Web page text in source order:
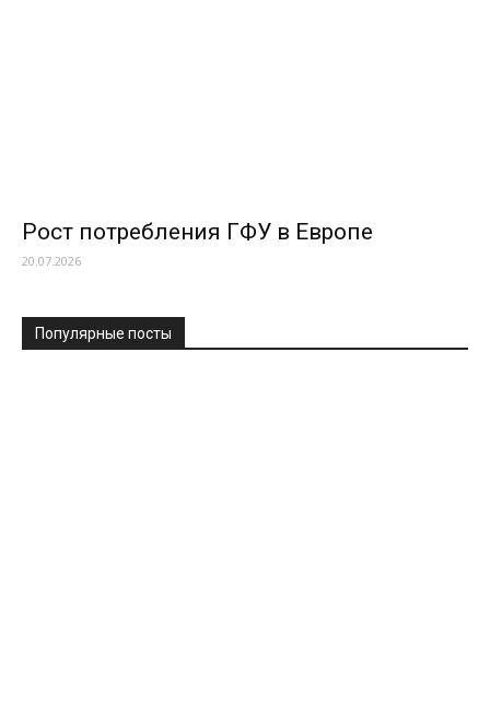
Рост потребления ГФУ в Европе
20.07.2026
Популярные посты